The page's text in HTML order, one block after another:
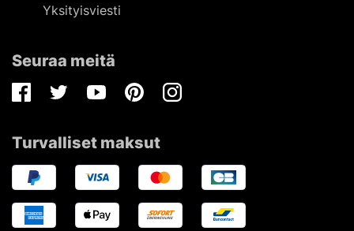
Yksityisviesti
Seuraa meitä
FacebookTwitterYoutubePinterestInstagram
Turvalliset maksut